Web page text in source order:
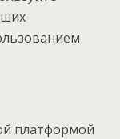
платформой